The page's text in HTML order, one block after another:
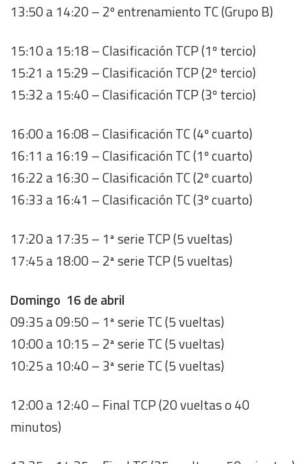
13:50 a 14:20 – 2º entrenamiento TC (Grupo B)
15:10 a 15:18 – Clasificación TCP (1º tercio)
15:21 a 15:29 – Clasificación TCP (2º tercio)
15:32 a 15:40 – Clasificación TCP (3º tercio)
16:00 a 16:08 – Clasificación TC (4º cuarto)
16:11 a 16:19 – Clasificación TC (1º cuarto)
16:22 a 16:30 – Clasificación TC (2º cuarto)
16:33 a 16:41 – Clasificación TC (3º cuarto)
17:20 a 17:35 – 1ª serie TCP (5 vueltas)
17:45 a 18:00 – 2ª serie TCP (5 vueltas)
Domingo 16 de abril
09:35 a 09:50 – 1ª serie TC (5 vueltas)
10:00 a 10:15 – 2ª serie TC (5 vueltas)
10:25 a 10:40 – 3ª serie TC (5 vueltas)
12:00 a 12:40 – Final TCP (20 vueltas o 40
minutos)